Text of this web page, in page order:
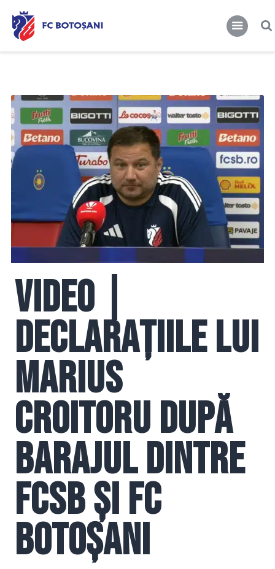
Club
Stiri
Abonamente/Bilete
FCBT TV
VIDEO |
Declarațiile lui
Marius
Croitoru după
barajul dintre
FCSB și FC
Botoșani